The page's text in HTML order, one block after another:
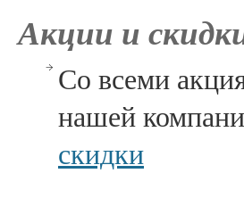
Акции и
Со всеми
нашей
скидки